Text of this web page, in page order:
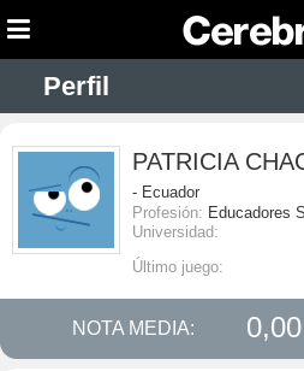
Perfil
PATRICIA
- Ecuador
Profesión: Educadores
Universidad:
Último juego:
NOTA MEDIA: 0,00